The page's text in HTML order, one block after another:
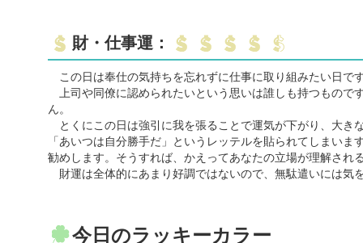
財・仕事運：
この日は奉仕の気持ちを忘れずに仕事に取り組みたい日です
上司や同僚に認められたいという思いは誰しも持つもので
ん。
とくにこの日は強引に我を張ることで運気が下がり、大き
「あいつは自分勝手だ」というレッテルを貼られてしまい
勧めします。そうすれば、かえってあなたの立場が理解され
財運は全体的にあまり好調ではないので、無駄遣いには気
今日のラッキーカラー